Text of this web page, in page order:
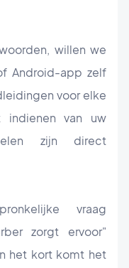
willen we
Android-app zelf
voor elke
van uw
zijn direct
vraag
zorgt ervoor"
het kort komt het